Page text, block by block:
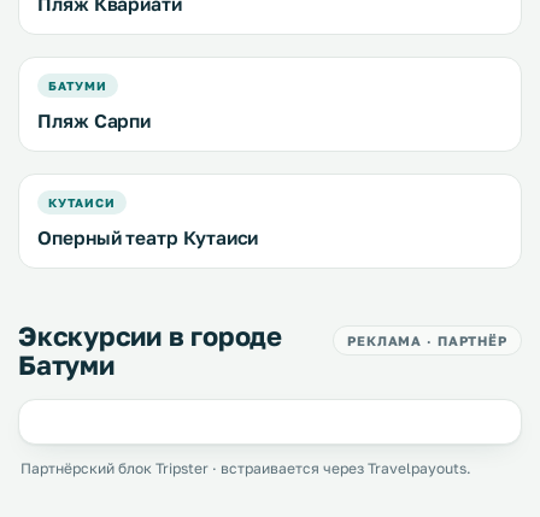
БАТУМИ
Пляж Сарпи
КУТАИСИ
Оперный театр Кутаиси
Экскурсии в городе
Батуми
РЕКЛАМА · ПАРТНЁР
Партнёрский блок Tripster · встраивается через Travelpayouts.